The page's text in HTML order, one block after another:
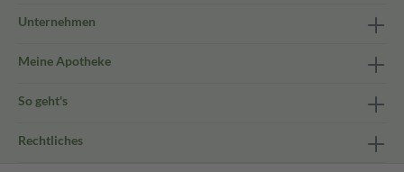
Unternehmen
Meine Apotheke
So geht's
Rechtliches